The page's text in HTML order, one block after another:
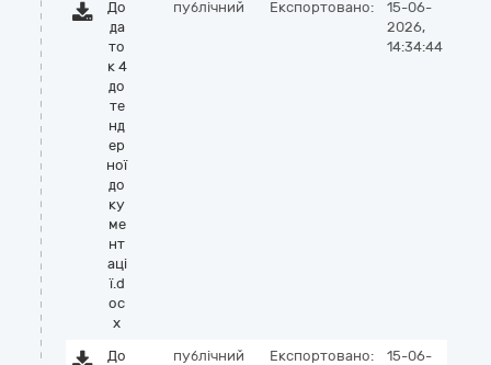
До
да
то
к 4
до
те
нд
ер
ної
до
ку
ме
нт
аці
ї.d
oc
x
публічний Експортовано:
15-06-
2026,
14:34:44
До
публічний Експортовано:
15-06-